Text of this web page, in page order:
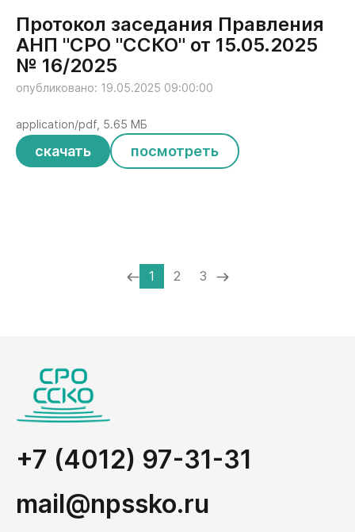
Протокол заседания Правления
АНП "СРО "ССКО" от 15.05.2025
№ 16/2025
опубликовано: 19.05.2025 09:00:00
скачать посмотреть
application/pdf, 5.65 МБ
1 2 3
+7 (4012) 97-31-31
mail@npssko.ru